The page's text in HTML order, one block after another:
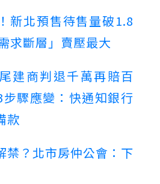
新北預售待售量破1.8
求斷層」賣壓最大
建商判退千萬再賠百
驟應變：快通知銀行
款
禁？北市房仲公會：下